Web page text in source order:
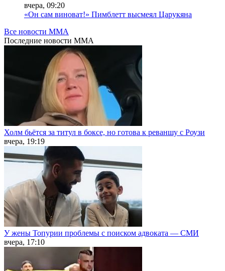
вчера, 09:20
«Он сам виноват!» Пимблетт высмеял Царукяна
Все новости MMA
Последние новости MMA
Холм бьётся за титул в боксе, но готова к реваншу с Роузи
вчера, 19:19
У жены Топурии проблемы с поиском адвоката — СМИ
вчера, 17:10